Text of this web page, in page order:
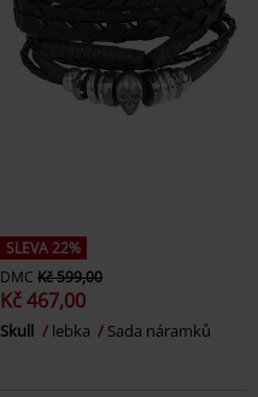
SLEVA 22%
DMC Kč 599,00
Kč 467,00
Skull lebka Sada náramků